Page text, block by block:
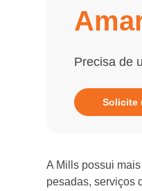
Precisa de
Solicite
A Mills possui
pesadas, serviços